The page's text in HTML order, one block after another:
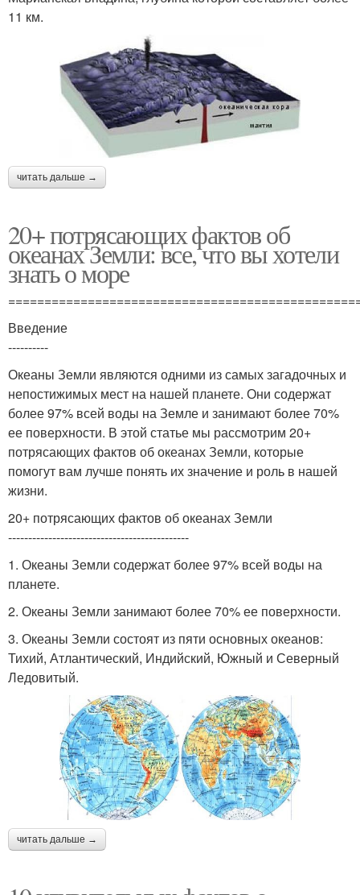
11 км.
читать дальше →
20+ потрясающих фактов об
океанах Земли: все, что вы хотели
знать о море
Введение
----------
Океаны Земли являются одними из самых загадочных и
непостижимых мест на нашей планете. Они содержат
более 97% всей воды на Земле и занимают более 70%
ее поверхности. В этой статье мы рассмотрим 20+
потрясающих фактов об океанах Земли, которые
помогут вам лучше понять их значение и роль в нашей
жизни.
20+ потрясающих фактов об океанах Земли
---------------------------------------------
1. Океаны Земли содержат более 97% всей воды на
планете.
2. Океаны Земли занимают более 70% ее поверхности.
3. Океаны Земли состоят из пяти основных океанов:
Тихий, Атлантический, Индийский, Южный и Северный
Ледовитый.
читать дальше →